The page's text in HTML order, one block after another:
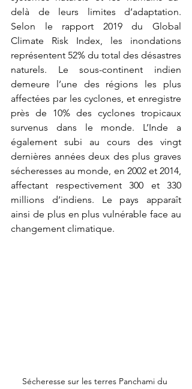
delà de leurs limites d’adaptation.
Selon le rapport 2019 du Global
Climate Risk Index, les inondations
représentent 52% du total des désastres
naturels. Le sous-continent indien
demeure l’une des régions les plus
affectées par les cyclones, et enregistre
près de 10% des cyclones tropicaux
survenus dans le monde. L’Inde a
également subi au cours des vingt
dernières années deux des plus graves
sécheresses au monde, en 2002 et 2014,
affectant respectivement 300 et 330
millions d’indiens. Le pays apparaît
ainsi de plus en plus vulnérable face au
changement climatique.
Sécheresse sur les terres Panchami du